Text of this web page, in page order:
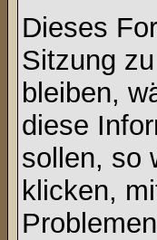
Dieses
Sitzung
bleiben,
diese
sollen, so
klicken,